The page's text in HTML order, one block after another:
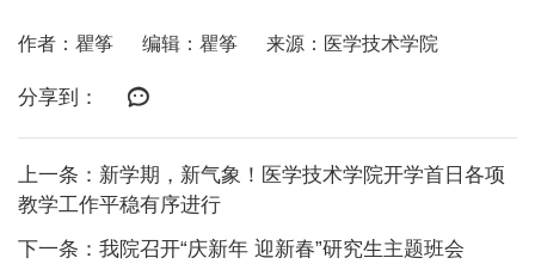
作者：瞿筝 编辑：瞿筝 来源：医学技术学院
分享到：
上一条：新学期，新气象！医学技术学院开学首日各项
教学工作平稳有序进行
下一条：我院召开“庆新年 迎新春”研究生主题班会